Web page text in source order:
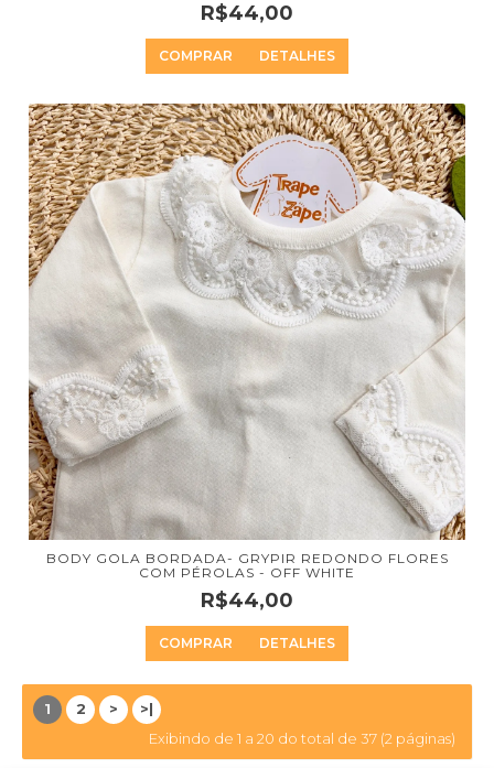
R$44,00
COMPRAR DETALHES
BODY GOLA BORDADA- GRYPIR REDONDO FLORES
COM PÉROLAS - OFF WHITE
R$44,00
COMPRAR DETALHES
1 2 >
>|
Exibindo de 1 a 20 do total de 37 (2 páginas)